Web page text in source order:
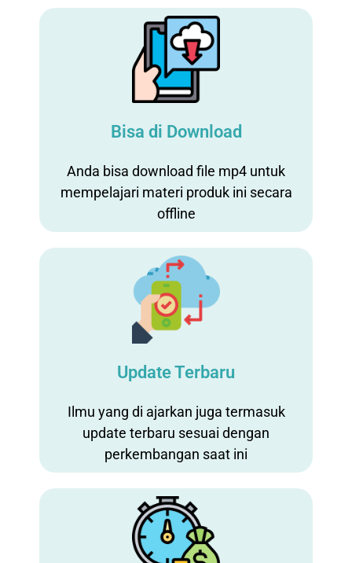
Bisa di Download
Anda bisa download file mp4 untuk
mempelajari materi produk ini secara
offline
Update Terbaru
Ilmu yang di ajarkan juga termasuk
update terbaru sesuai dengan
perkembangan saat ini